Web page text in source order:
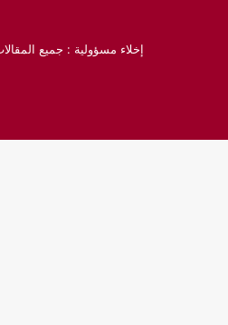
إخلاء مسؤولية : جميع